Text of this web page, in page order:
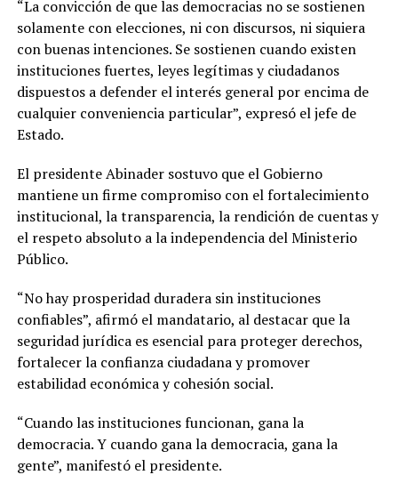
“La convicción de que las democracias no se sostienen
solamente con elecciones, ni con discursos, ni siquiera
con buenas intenciones. Se sostienen cuando existen
instituciones fuertes, leyes legítimas y ciudadanos
dispuestos a defender el interés general por encima de
cualquier conveniencia particular”, expresó el jefe de
Estado.
El presidente Abinader sostuvo que el Gobierno
mantiene un firme compromiso con el fortalecimiento
institucional, la transparencia, la rendición de cuentas y
el respeto absoluto a la independencia del Ministerio
Público.
“No hay prosperidad duradera sin instituciones
confiables”, afirmó el mandatario, al destacar que la
seguridad jurídica es esencial para proteger derechos,
fortalecer la confianza ciudadana y promover
estabilidad económica y cohesión social.
“Cuando las instituciones funcionan, gana la
democracia. Y cuando gana la democracia, gana la
gente”, manifestó el presidente.